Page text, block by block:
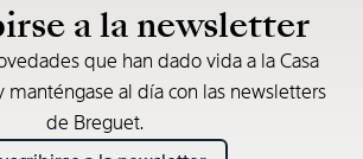
a la newsletter
que han dado vida a la Casa
manténgase al día con las newsletters
de Breguet.